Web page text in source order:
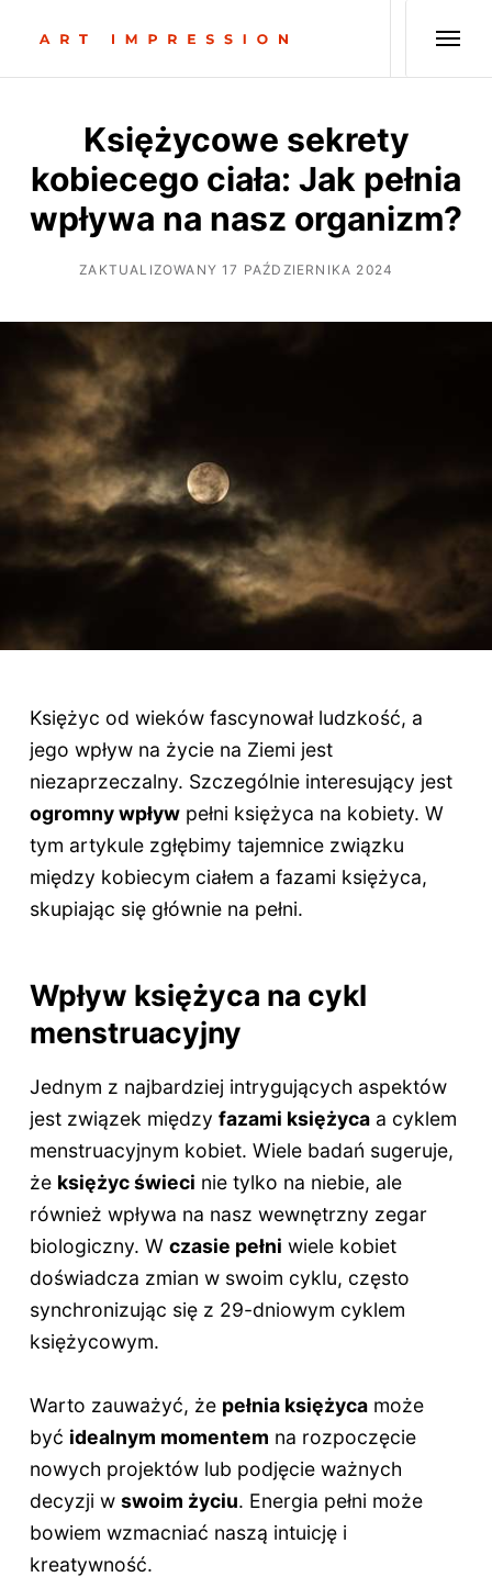
Księżycowe sekrety
kobiecego ciała: Jak pełnia
wpływa na nasz organizm?
ZAKTUALIZOWANY 17 PAŹDZIERNIKA 2024
Księżyc od wieków fascynował ludzkość, a
jego wpływ na życie na Ziemi jest
niezaprzeczalny. Szczególnie interesujący jest
ogromny wpływpełni księżyca na kobiety. W
tym artykule zgłębimy tajemnice związku
między kobiecym ciałem a fazami księżyca,
skupiając się głównie na pełni.
Wpływ księżyca na cykl
menstruacyjny
Jednym z najbardziej intrygujących aspektów
jest związek między fazami księżycaa cyklem
menstruacyjnym kobiet. Wiele badań sugeruje,
że księżyc świeci nie tylko na niebie, ale
również wpływa na nasz wewnętrzny zegar
biologiczny. W czasie pełni wiele kobiet
doświadcza zmian w swoim cyklu, często
synchronizując się z 29-dniowym cyklem
księżycowym.
Warto zauważyć, że pełnia księżycamoże
być idealnym momentem na rozpoczęcie
nowych projektów lub podjęcie ważnych
decyzji w swoim życiu. Energia pełni może
bowiem wzmacniać naszą intuicję i
kreatywność.